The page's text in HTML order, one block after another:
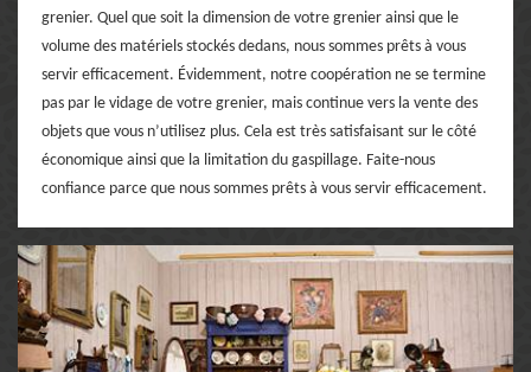
grenier. Quel que soit la dimension de votre grenier ainsi que le
volume des matériels stockés dedans, nous sommes prêts à vous
servir efficacement. Évidemment, notre coopération ne se termine
pas par le vidage de votre grenier, mais continue vers la vente des
objets que vous n’utilisez plus. Cela est très satisfaisant sur le côté
économique ainsi que la limitation du gaspillage. Faite-nous
confiance parce que nous sommes prêts à vous servir efficacement.